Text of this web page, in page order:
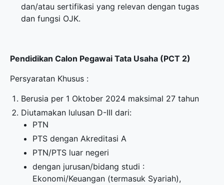
dan/atau sertifikasi yang relevan dengan tugas
dan fungsi OJK.
Pendidikan Calon Pegawai Tata Usaha (PCT 2)
Persyaratan Khusus :
Berusia per 1 Oktober 2024 maksimal 27 tahun
Diutamakan lulusan D-III dari:
PTN
PTS dengan Akreditasi A
PTN/PTS luar negeri
dengan jurusan/bidang studi :
Ekonomi/Keuangan (termasuk Syariah),